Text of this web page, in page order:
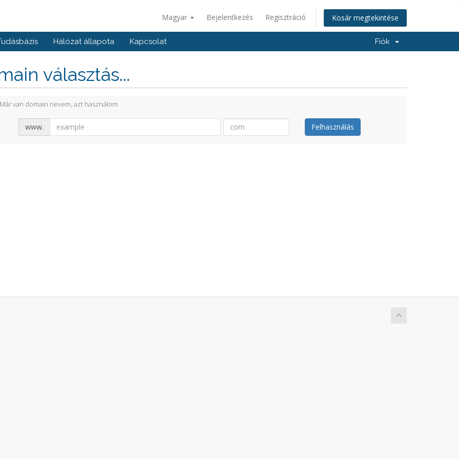
Magyar Bejelentkezés Regisztráció Kosár megtekintése
Hálózat állapota Kapcsolat Fiók
választás...
van domain nevem, azt használom
www. Felhasználás